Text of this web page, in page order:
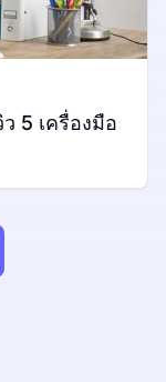
5 เครื่องมือ